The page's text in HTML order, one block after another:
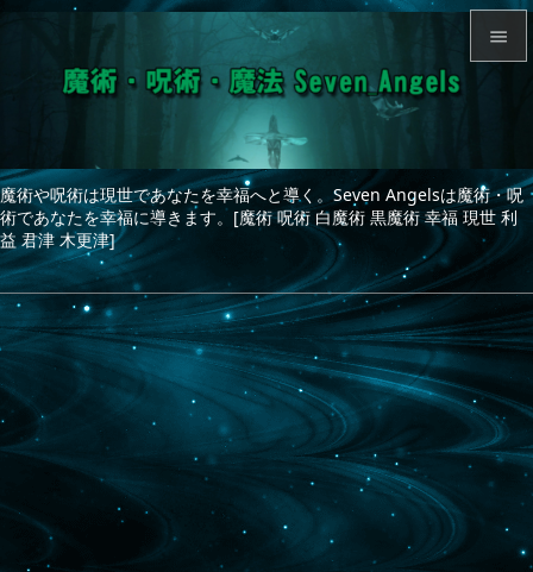
魔術や呪術は現世であなたを幸福へと導く。Seven Angelsは魔術・呪
術であなたを幸福に導きます。[魔術 呪術 白魔術 黒魔術 幸福 現世 利
益 君津 木更津]

サイド


次へ
